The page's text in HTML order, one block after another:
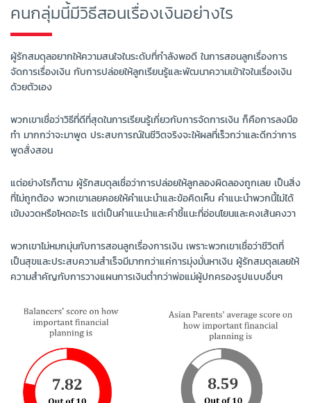
คนกลุ่มนี้มีวิธีสอนเรื่องเงินอย่างไร
ผู้รักสมดุลอยากให้ความสนใจในระดับที่กำลังพอดี ในการสอนลูกเรื่องการ
จัดการเรื่องเงิน กับการปล่อยให้ลูกเรียนรู้และพัฒนาความเข้าใจในเรื่องเงิน
ด้วยตัวเอง
พวกเขาเชื่อว่าวิธีที่ดีที่สุดในการเรียนรู้เกี่ยวกับการจัดการเงิน ก็คือการลงมือ
ทำ มากกว่าจะมาพูด ประสบการณ์ในชีวิตจริงจะให้ผลที่เร็วกว่าและดีกว่าการ
พูดสั่งสอน
แต่อย่างไรก็ตาม ผู้รักสมดุลเชื่อว่าการปล่อยให้ลูกลองผิดลองถูกเลย เป็นสิ่ง
ที่ไม่ถูกต้อง พวกเขาเลยคอยให้คำแนะนำและข้อคิดเห็น คำแนะนำพวกนี้ไม่ได้
เข้มงวดหรือโหดอะไร แต่เป็นคำแนะนำและคำชี้แนะที่อ่อนโยนและคงเส้นคงวา
พวกเขาไม่หมกมุ่นกับการสอนลูกเรื่องการเงิน เพราะพวกเขาเชื่อว่าชีวิตที่
เป็นสุขและประสบความสำเร็จมีมากกว่าแค่การมุ่งมั่นหาเงิน ผู้รักสมดุลเลยให้
ความสำคัญกับการวางแผนการเงินต่ำกว่าพ่อแม่ผู้ปกครองรูปแบบอื่นๆ